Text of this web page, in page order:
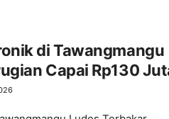
di Tawangmangu
Capai Rp130